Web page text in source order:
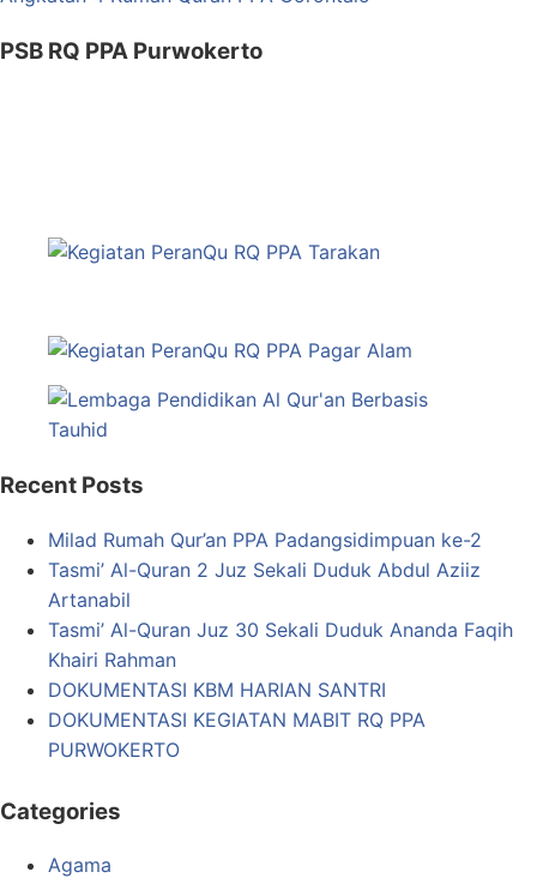
PSB RQ PPA Purwokerto
Recent Posts
Milad Rumah Qur’an PPA Padangsidimpuan ke-2
Tasmi’ Al-Quran 2 Juz Sekali Duduk Abdul Aziiz
Artanabil
Tasmi’ Al-Quran Juz 30 Sekali Duduk Ananda Faqih
Khairi Rahman
DOKUMENTASI KBM HARIAN SANTRI
DOKUMENTASI KEGIATAN MABIT RQ PPA
PURWOKERTO
Categories
Agama